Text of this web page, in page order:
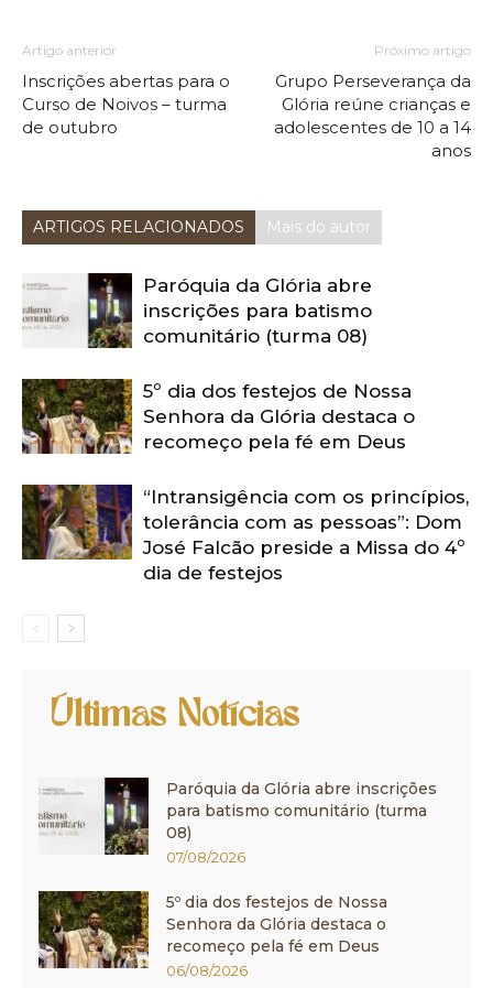
Artigo anterior
Inscrições abertas para o
Curso de Noivos – turma
de outubro
Próximo artigo
Grupo Perseverança da
Glória reúne crianças e
adolescentes de 10 a 14
anos
ARTIGOS RELACIONADOS Mais do autor
Paróquia da Glória abre
inscrições para batismo
comunitário (turma 08)
5º dia dos festejos de Nossa
Senhora da Glória destaca o
recomeço pela fé em Deus
“Intransigência com os princípios,
tolerância com as pessoas”: Dom
José Falcão preside a Missa do 4º
dia de festejos
Últimas Notícias
Paróquia da Glória abre inscrições
para batismo comunitário (turma
08)
07/08/2026
5º dia dos festejos de Nossa
Senhora da Glória destaca o
recomeço pela fé em Deus
06/08/2026